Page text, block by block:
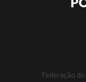
Federação